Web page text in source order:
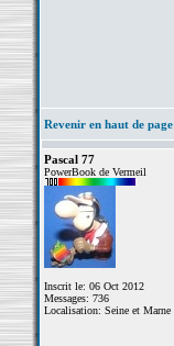
Revenir en haut de page
Pascal 77
PowerBook de Vermeil
Inscrit le: 06 Oct 2012
Messages: 736
Localisation: Seine et Marne